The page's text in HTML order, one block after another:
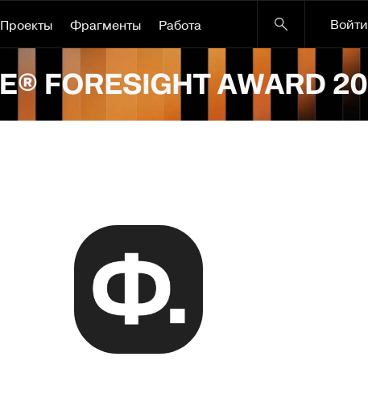
Проекты Фрагменты Работа Войти